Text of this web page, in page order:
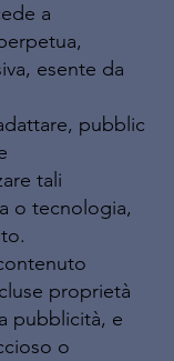
a
esente da
pubblic
tali
o tecnologia,
proprietà
pubblicità, e
o